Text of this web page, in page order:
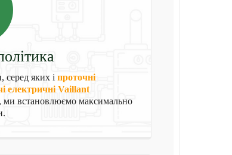
серед яких і проточні
електричні Vaillant
ми встановлюємо максимально